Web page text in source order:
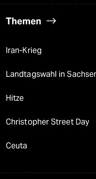
Themen
Iran-Krieg
Landtagswahl in
Hitze
Christopher Street Day
Ceuta